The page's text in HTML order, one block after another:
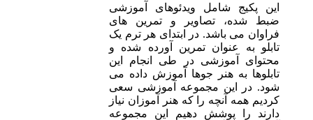
این پکیج شامل ویدئوهای آموزشی
ضبط شده، تصاویر و تمرین های
فراوان می باشد. در ابتدای هر ترم یک
تابلو به عنوان تمرین آورده شده و
محتوای آموزشی در طی انجام این
تابلوها به هنر جوها آموزش داده می
شود. در این مجموعه آموزشی سعی
کردیم همه آنچه را که هنر آموزان نیاز
دارند را پوشش دهیم این مجموعه